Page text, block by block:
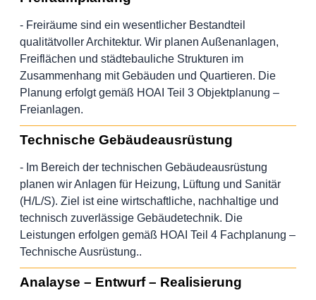
- Freiräume sind ein wesentlicher Bestandteil
qualitätvoller Architektur. Wir planen Außenanlagen,
Freiflächen und städtebauliche Strukturen im
Zusammenhang mit Gebäuden und Quartieren. Die
Planung erfolgt gemäß HOAI Teil 3 Objektplanung –
Freianlagen.
Technische Gebäudeausrüstung
- Im Bereich der technischen Gebäudeausrüstung
planen wir Anlagen für Heizung, Lüftung und Sanitär
(H/L/S). Ziel ist eine wirtschaftliche, nachhaltige und
technisch zuverlässige Gebäudetechnik. Die
Leistungen erfolgen gemäß HOAI Teil 4 Fachplanung –
Technische Ausrüstung..
Analayse – Entwurf – Realisierung